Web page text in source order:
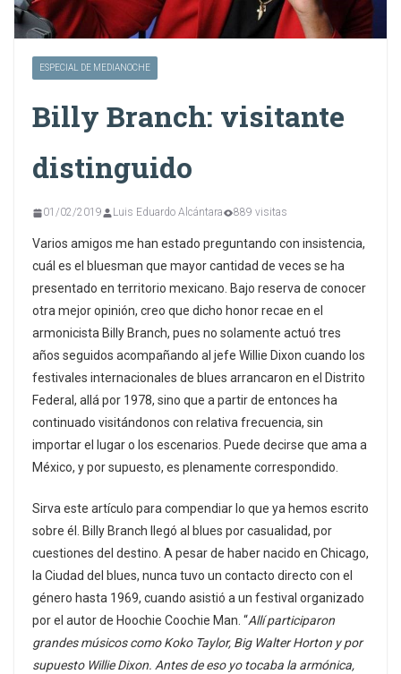
ESPECIAL DE MEDIANOCHE
Billy Branch: visitante
distinguido
01/02/2019 Luis Eduardo Alcántara 889 visitas
Varios amigos me han estado preguntando con insistencia,
cuál es el bluesman que mayor cantidad de veces se ha
presentado en territorio mexicano. Bajo reserva de conocer
otra mejor opinión, creo que dicho honor recae en el
armonicista Billy Branch, pues no solamente actuó tres
años seguidos acompañando al jefe Willie Dixon cuando los
festivales internacionales de blues arrancaron en el Distrito
Federal, allá por 1978, sino que a partir de entonces ha
continuado visitándonos con relativa frecuencia, sin
importar el lugar o los escenarios. Puede decirse que ama a
México, y por supuesto, es plenamente correspondido.
Sirva este artículo para compendiar lo que ya hemos escrito
sobre él. Billy Branch llegó al blues por casualidad, por
cuestiones del destino. A pesar de haber nacido en Chicago,
la Ciudad del blues, nunca tuvo un contacto directo con el
género hasta 1969, cuando asistió a un festival organizado
por el autor de Hoochie Coochie Man. “Allí participaron
grandes músicos como Koko Taylor, Big Walter Horton y por
supuesto Willie Dixon. Antes de eso yo tocaba la armónica,